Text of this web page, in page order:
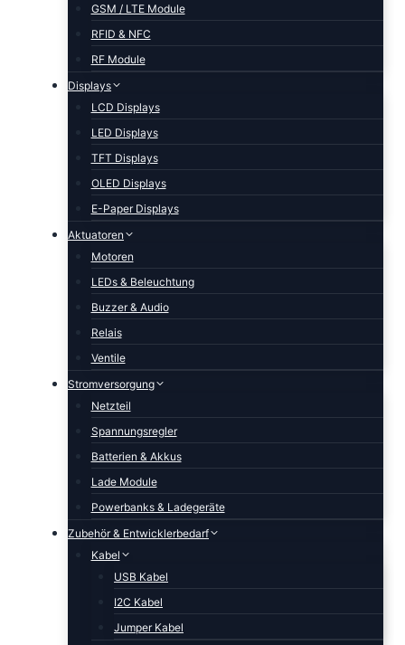
GSM / LTE Module
RFID & NFC
RF Module
Displays
LCD Displays
LED Displays
TFT Displays
OLED Displays
E-Paper Displays
Aktuatoren
Motoren
LEDs & Beleuchtung
Buzzer & Audio
Relais
Ventile
Stromversorgung
Netzteil
Spannungsregler
Batterien & Akkus
Lade Module
Powerbanks & Ladegeräte
Zubehör & Entwicklerbedarf
Kabel
USB Kabel
I2C Kabel
Jumper Kabel